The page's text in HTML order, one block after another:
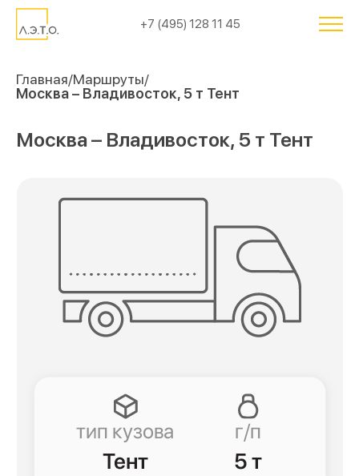
+7 (495) 128 11 45
Главная Маршруты
Москва – Владивосток, 5 т Тент
Москва – Владивосток, 5 т Тент